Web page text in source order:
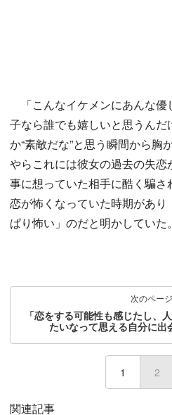
「こんなイケメンにあんな優
子なら誰でも嬉しいと思うんだ
か“素敵だな”と思う瞬間から胸
やらこれには彼女の過去の失
事に想っていた相手に酷く騙さ
恋が怖くなっていた時期があ
ぱり怖い」のだと明かしていた。
次のページ
「恋をする可能性も感じたし、
たいなって思える自分に出
1 2
関連記事